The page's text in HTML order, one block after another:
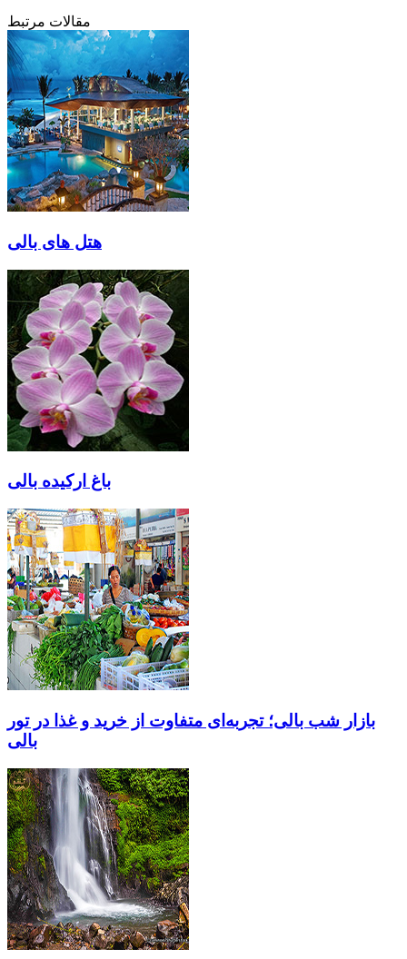
مقالات مرتبط
هتل های بالی
باغ ارکیده بالی
بازار شب بالی؛ تجربه‌ای متفاوت از خرید و غذا در تور
بالی